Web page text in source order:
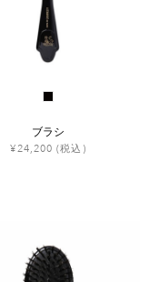
ブラシ
¥24,200 (税込)